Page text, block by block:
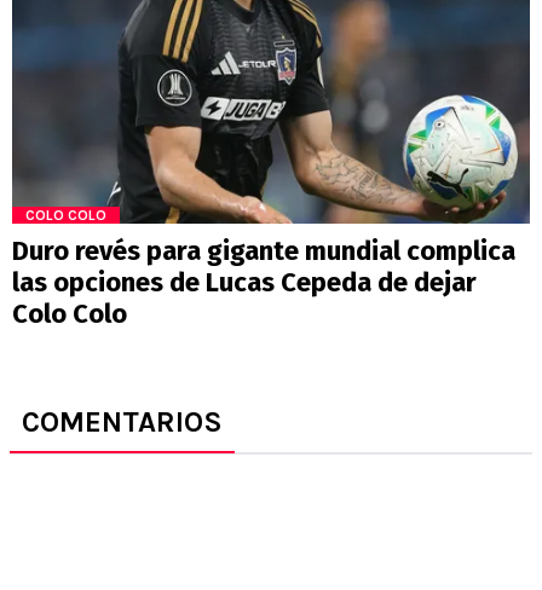
COLO COLO
Duro revés para gigante mundial complica
las opciones de Lucas Cepeda de dejar
Colo Colo
COMENTARIOS